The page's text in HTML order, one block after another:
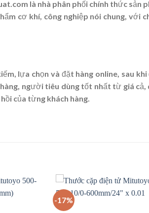
là nhà phân phối chính thức sản
cơ khí, công nghiệp nói chung, với
lựa chọn và đặt hàng online, sau
người tiêu dùng tốt nhất từ giá
của từng khách hàng.
-17%